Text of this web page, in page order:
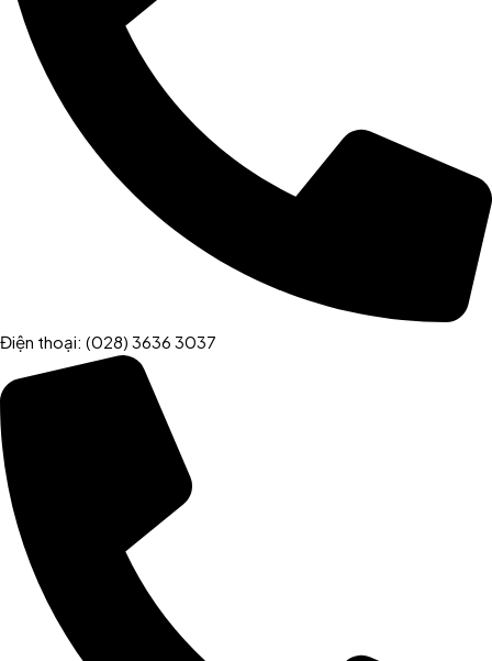
Điện thoại: (028) 3636 3037